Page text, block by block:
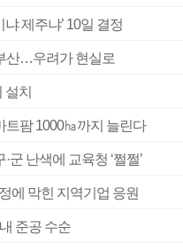
제주냐’ 10일 결정
산…우려가 현실로
치
트팜 1000㏊까지 늘린다
난색에 교육청 ‘쩔쩔’
에 막힌 지역기업 응원
준공 수순